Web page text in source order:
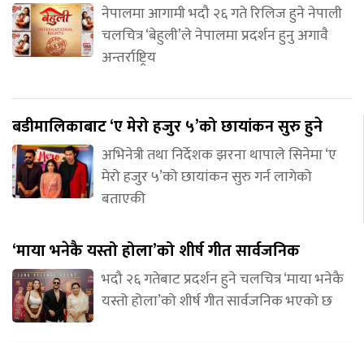
नेपालमा आगामी भदौ २६ गते रिलिज हुने नेपाली
चलचित्र ‘बेहुली’ले नेपालमा प्रदर्शन हुनु अगावै
अन्तर्राष्ट्रिय
बडीमालिकाबाट ‘ए मेरो हजुर ५’को छायांकन सुरु हुने
अभिनेत्री तथा निर्देशक झरना थापाले सिनेमा ‘ए
मेरो हजुर ५’को छायांकन सुरु गर्न लागेको
बताएकी
‘माया भनेकै यस्तो होला’को शीर्ष गीत सार्वजनिक
भदौ २६ गतेबाट प्रदर्शन हुने चलचित्र ‘माया भनेकै
यस्तो होला’को शीर्ष गीत सार्वजनिक भएको छ